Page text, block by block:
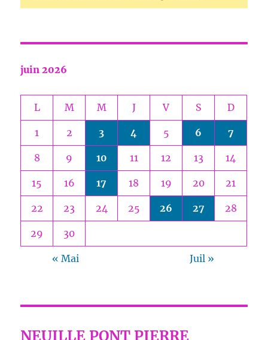
juin 2026
L M M J V S D
1 2 3 4 5 6 7
8 9 10 11 12 13 14
15 16 17 18 19 20 21
22 23 24 25 26 27 28
29 30
« Mai Juil »
NEUILLE PONT PIERRE